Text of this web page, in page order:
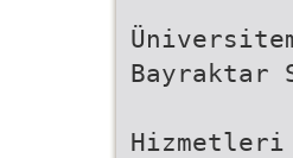
Bayraktar
Hizmetleri